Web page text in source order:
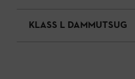
KLASS L DAMMUTSUG